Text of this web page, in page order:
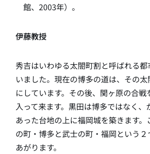
館、2003年）。
伊藤教授
秀吉はいわゆる太閤町割と呼ばれる
いました。現在の博多の道は、その
にしています。その後、関ヶ原の合
入って来ます。黒田は博多ではなく、
あった台地の上に福岡城を築きます。
の町・博多と武士の町・福岡という
あがります。